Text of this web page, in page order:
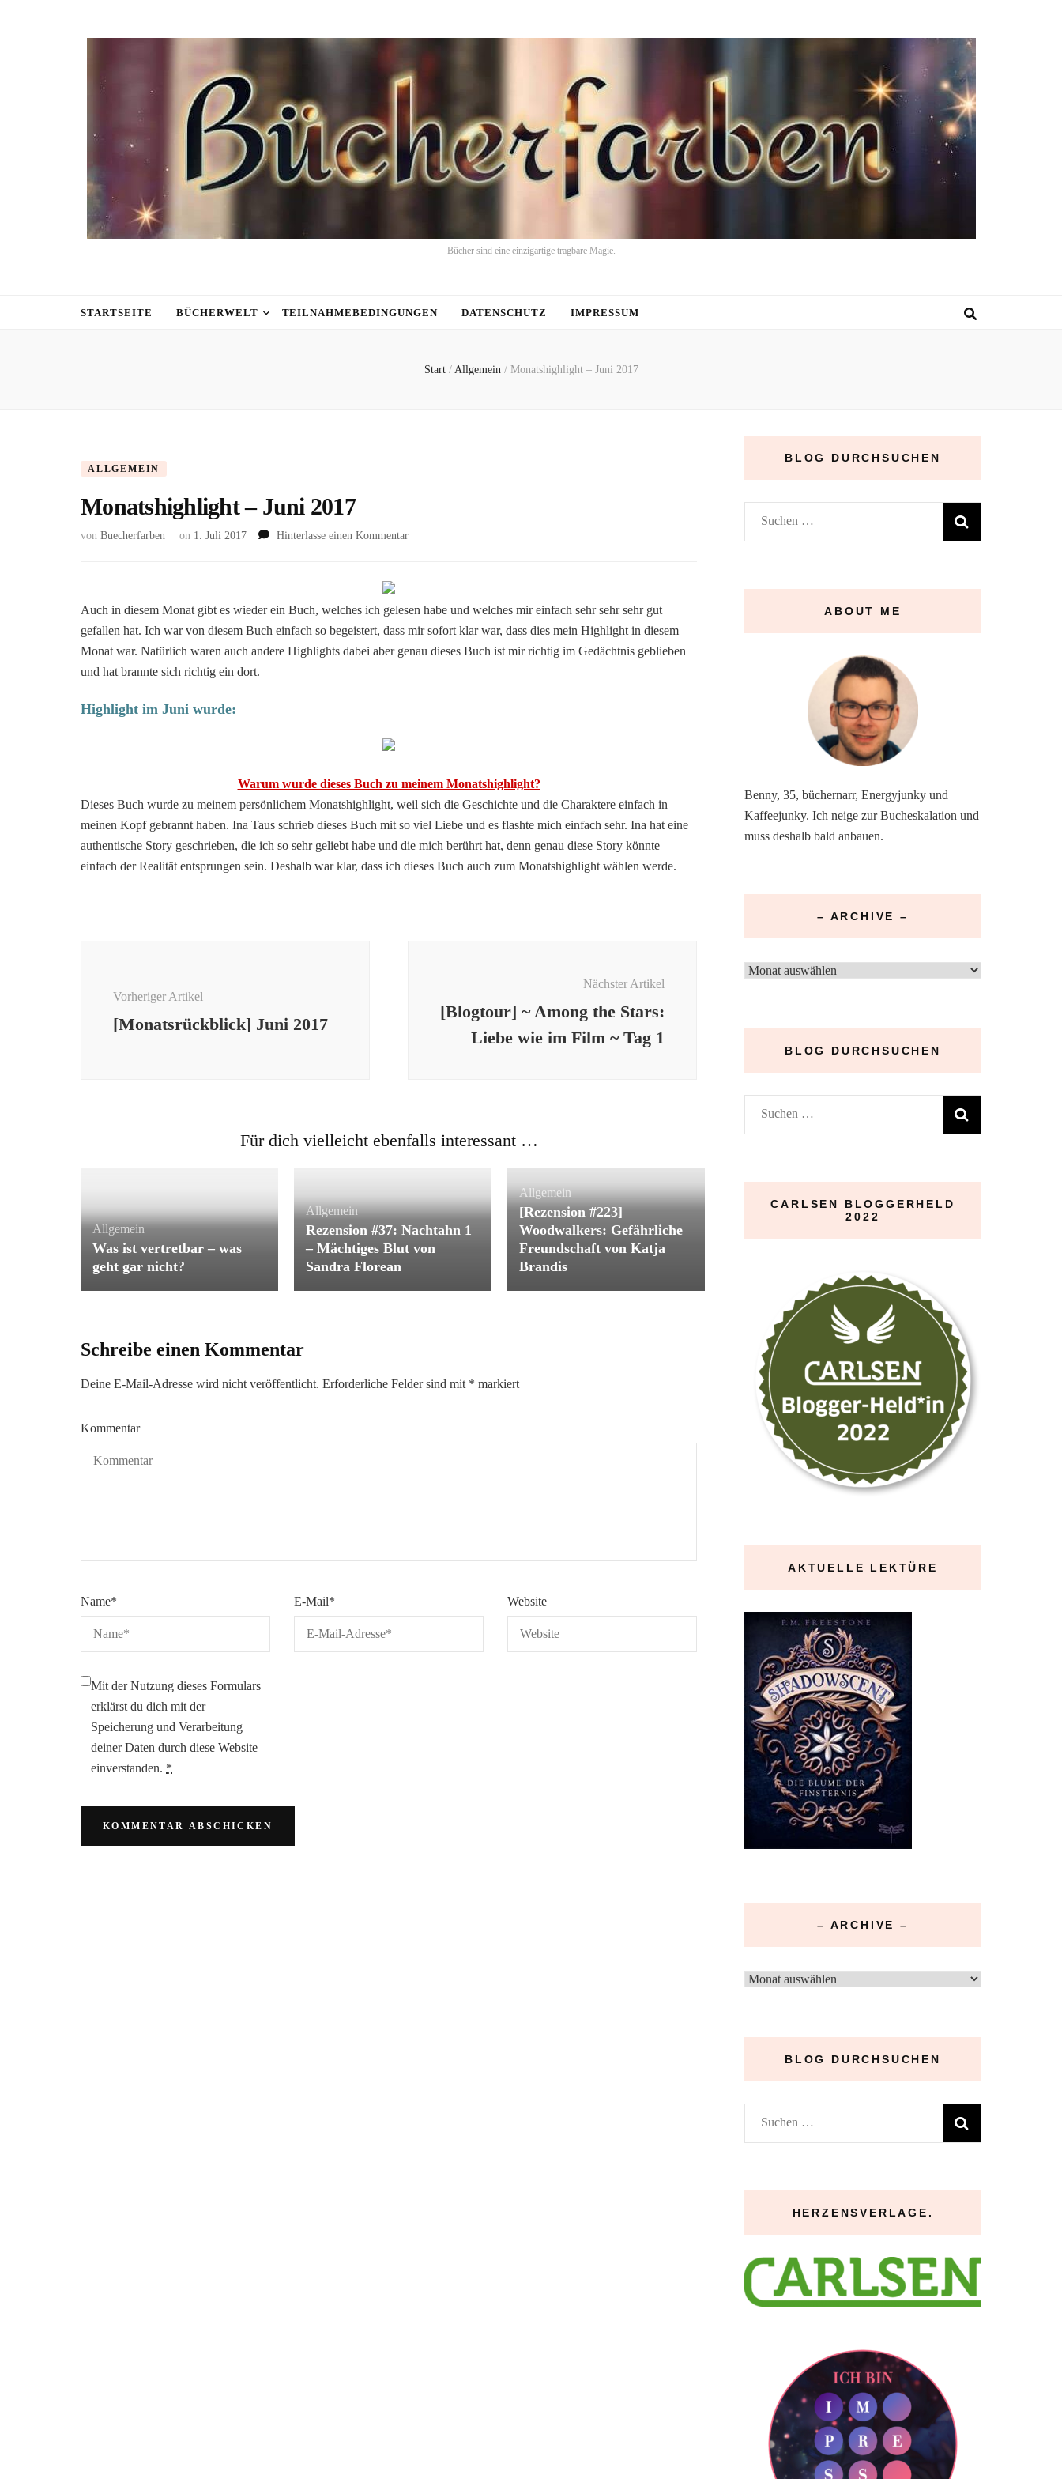
Bücher sind eine einzigartige tragbare Magie.
STARTSEITE BÜCHERWELT TEILNAHMEBEDINGUNGEN DATENSCHUTZ IMPRESSUM
Start / Allgemein / Monatshighlight – Juni 2017
ALLGEMEIN
Monatshighlight – Juni 2017
von Buecherfarben on 1. Juli 2017 Hinterlasse einen Kommentarzu
Auch in diesem Monat gibt es wieder ein Buch, welches ich gelesen habe und welches mir einfach sehr sehr sehr gut
gefallen hat. Ich war von diesem Buch einfach so begeistert, dass mir sofort klar war, dass dies mein Highlight in diesem
Monat war. Natürlich waren auch andere Highlights dabei aber genau dieses Buch ist mir richtig im Gedächtnis geblieben
und hat brannte sich richtig ein dort.
Highlight im Juni wurde:
Warum wurde dieses Buch zu meinem Monatshighlight?
Dieses Buch wurde zu meinem persönlichem Monatshighlight, weil sich die Geschichte und die Charaktere einfach in
meinen Kopf gebrannt haben. Ina Taus schrieb dieses Buch mit so viel Liebe und es flashte mich einfach sehr. Ina hat eine
authentische Story geschrieben, die ich so sehr geliebt habe und die mich berührt hat, denn genau diese Story könnte
einfach der Realität entsprungen sein. Deshalb war klar, dass ich dieses Buch auch zum Monatshighlight wählen werde.
Vorheriger Artikel
[Monatsrückblick] Juni 2017
Nächster Artikel
[Blogtour] ~ Among the Stars:
Liebe wie im Film ~ Tag 1
Für dich vielleicht ebenfalls interessant …
Allgemein
Was ist vertretbar – was
geht gar nicht?
Allgemein
Rezension #37: Nachtahn 1
– Mächtiges Blut von
Sandra Florean
Allgemein
[Rezension #223]
Woodwalkers: Gefährliche
Freundschaft von Katja
Brandis
Schreibe einen Kommentar
Deine E-Mail-Adresse wird nicht veröffentlicht. Erforderliche Felder sind mit * markiert
Kommentar
Name* E-Mail* Website
Mit der Nutzung dieses Formulars
erklärst du dich mit der
Speicherung und Verarbeitung
deiner Daten durch diese Website
einverstanden. *
BLOG DURCHSUCHEN
Suchen
nach:
ABOUT ME
Benny, 35, büchernarr, Energyjunky und
Kaffeejunky. Ich neige zur Bucheskalation und
muss deshalb bald anbauen.
– ARCHIVE –
–
BLOG DURCHSUCHEN
Suchen
nach:
CARLSEN BLOGGERHELD
2022
AKTUELLE LEKTÜRE
– ARCHIVE –
–
BLOG DURCHSUCHEN
Suchen
nach:
HERZENSVERLAGE.